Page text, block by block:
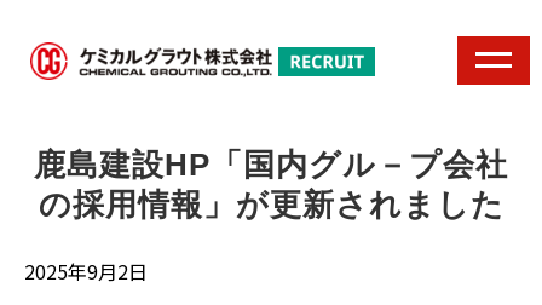
鹿島建設HP「国内グル－プ会社
の採用情報」が更新されました
2025年9月2日